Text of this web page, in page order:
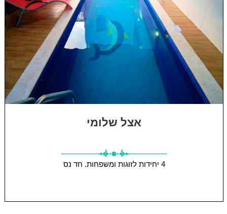
אצל שלומי
4 יחידות לזוגות ומשפחות. חד נס